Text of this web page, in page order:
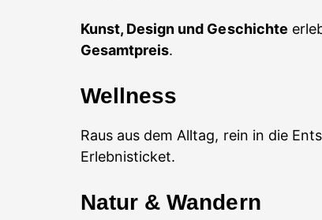
Kunst, Design und Geschichte
Gesamtpreis.
Wellness
Raus aus dem Alltag, rein in die
Erlebnisticket.
Natur & Wandern